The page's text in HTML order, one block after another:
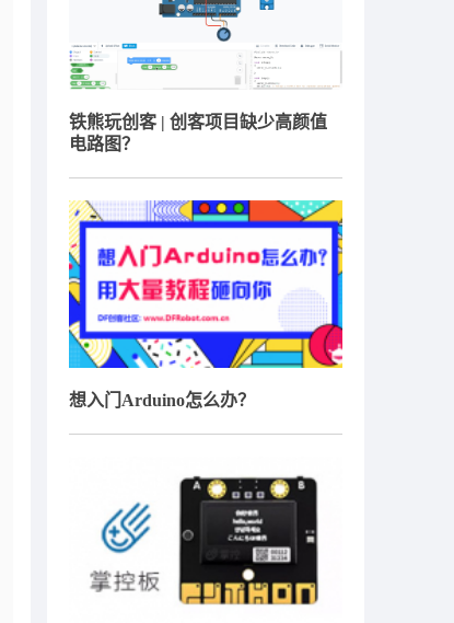
铁熊玩创客 | 创客项目缺少高颜值
电路图？
想入门Arduino怎么办？